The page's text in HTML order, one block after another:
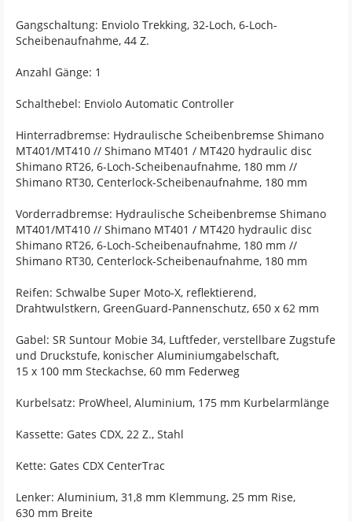
Gangschaltung: Enviolo Trekking, 32-Loch, 6-Loch-
Scheibenaufnahme, 44 Z.
Anzahl Gänge: 1
Schalthebel: Enviolo Automatic Controller
Hinterradbremse: Hydraulische Scheibenbremse Shimano
MT401/MT410 // Shimano MT401 / MT420 hydraulic disc
Shimano RT26, 6-Loch-Scheibenaufnahme, 180 mm //
Shimano RT30, Centerlock-Scheibenaufnahme, 180 mm
Vorderradbremse: Hydraulische Scheibenbremse Shimano
MT401/MT410 // Shimano MT401 / MT420 hydraulic disc
Shimano RT26, 6-Loch-Scheibenaufnahme, 180 mm //
Shimano RT30, Centerlock-Scheibenaufnahme, 180 mm
Reifen: Schwalbe Super Moto-X, reflektierend,
Drahtwulstkern, GreenGuard-Pannenschutz, 650 x 62 mm
Gabel: SR Suntour Mobie 34, Luftfeder, verstellbare Zugstufe
und Druckstufe, konischer Aluminiumgabelschaft,
15 x 100 mm Steckachse, 60 mm Federweg
Kurbelsatz: ProWheel, Aluminium, 175 mm Kurbelarmlänge
Kassette: Gates CDX, 22 Z., Stahl
Kette: Gates CDX CenterTrac
Lenker: Aluminium, 31,8 mm Klemmung, 25 mm Rise,
630 mm Breite